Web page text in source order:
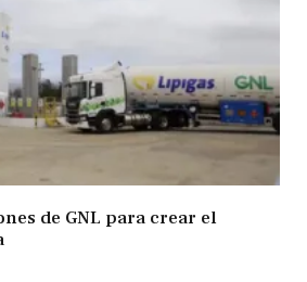
de GNL para crear el